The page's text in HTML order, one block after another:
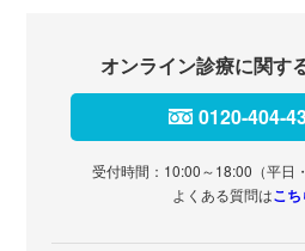
オンライン診療に関す
0120-404-
受付時間：10:00～18:00（平日
よくある質問はこち